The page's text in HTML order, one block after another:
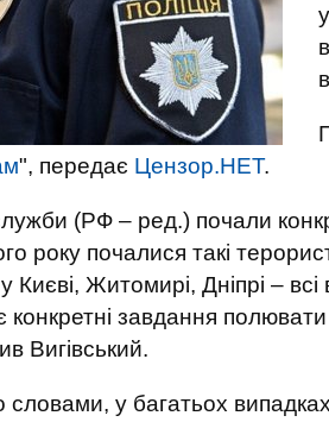
", передає Цензор.НЕТ.
(РФ – ред.) почали
року почалися такі
Києві, Житомирі, Дніпрі –
конкретні завдання
Вигівський.
словами, у багатьох